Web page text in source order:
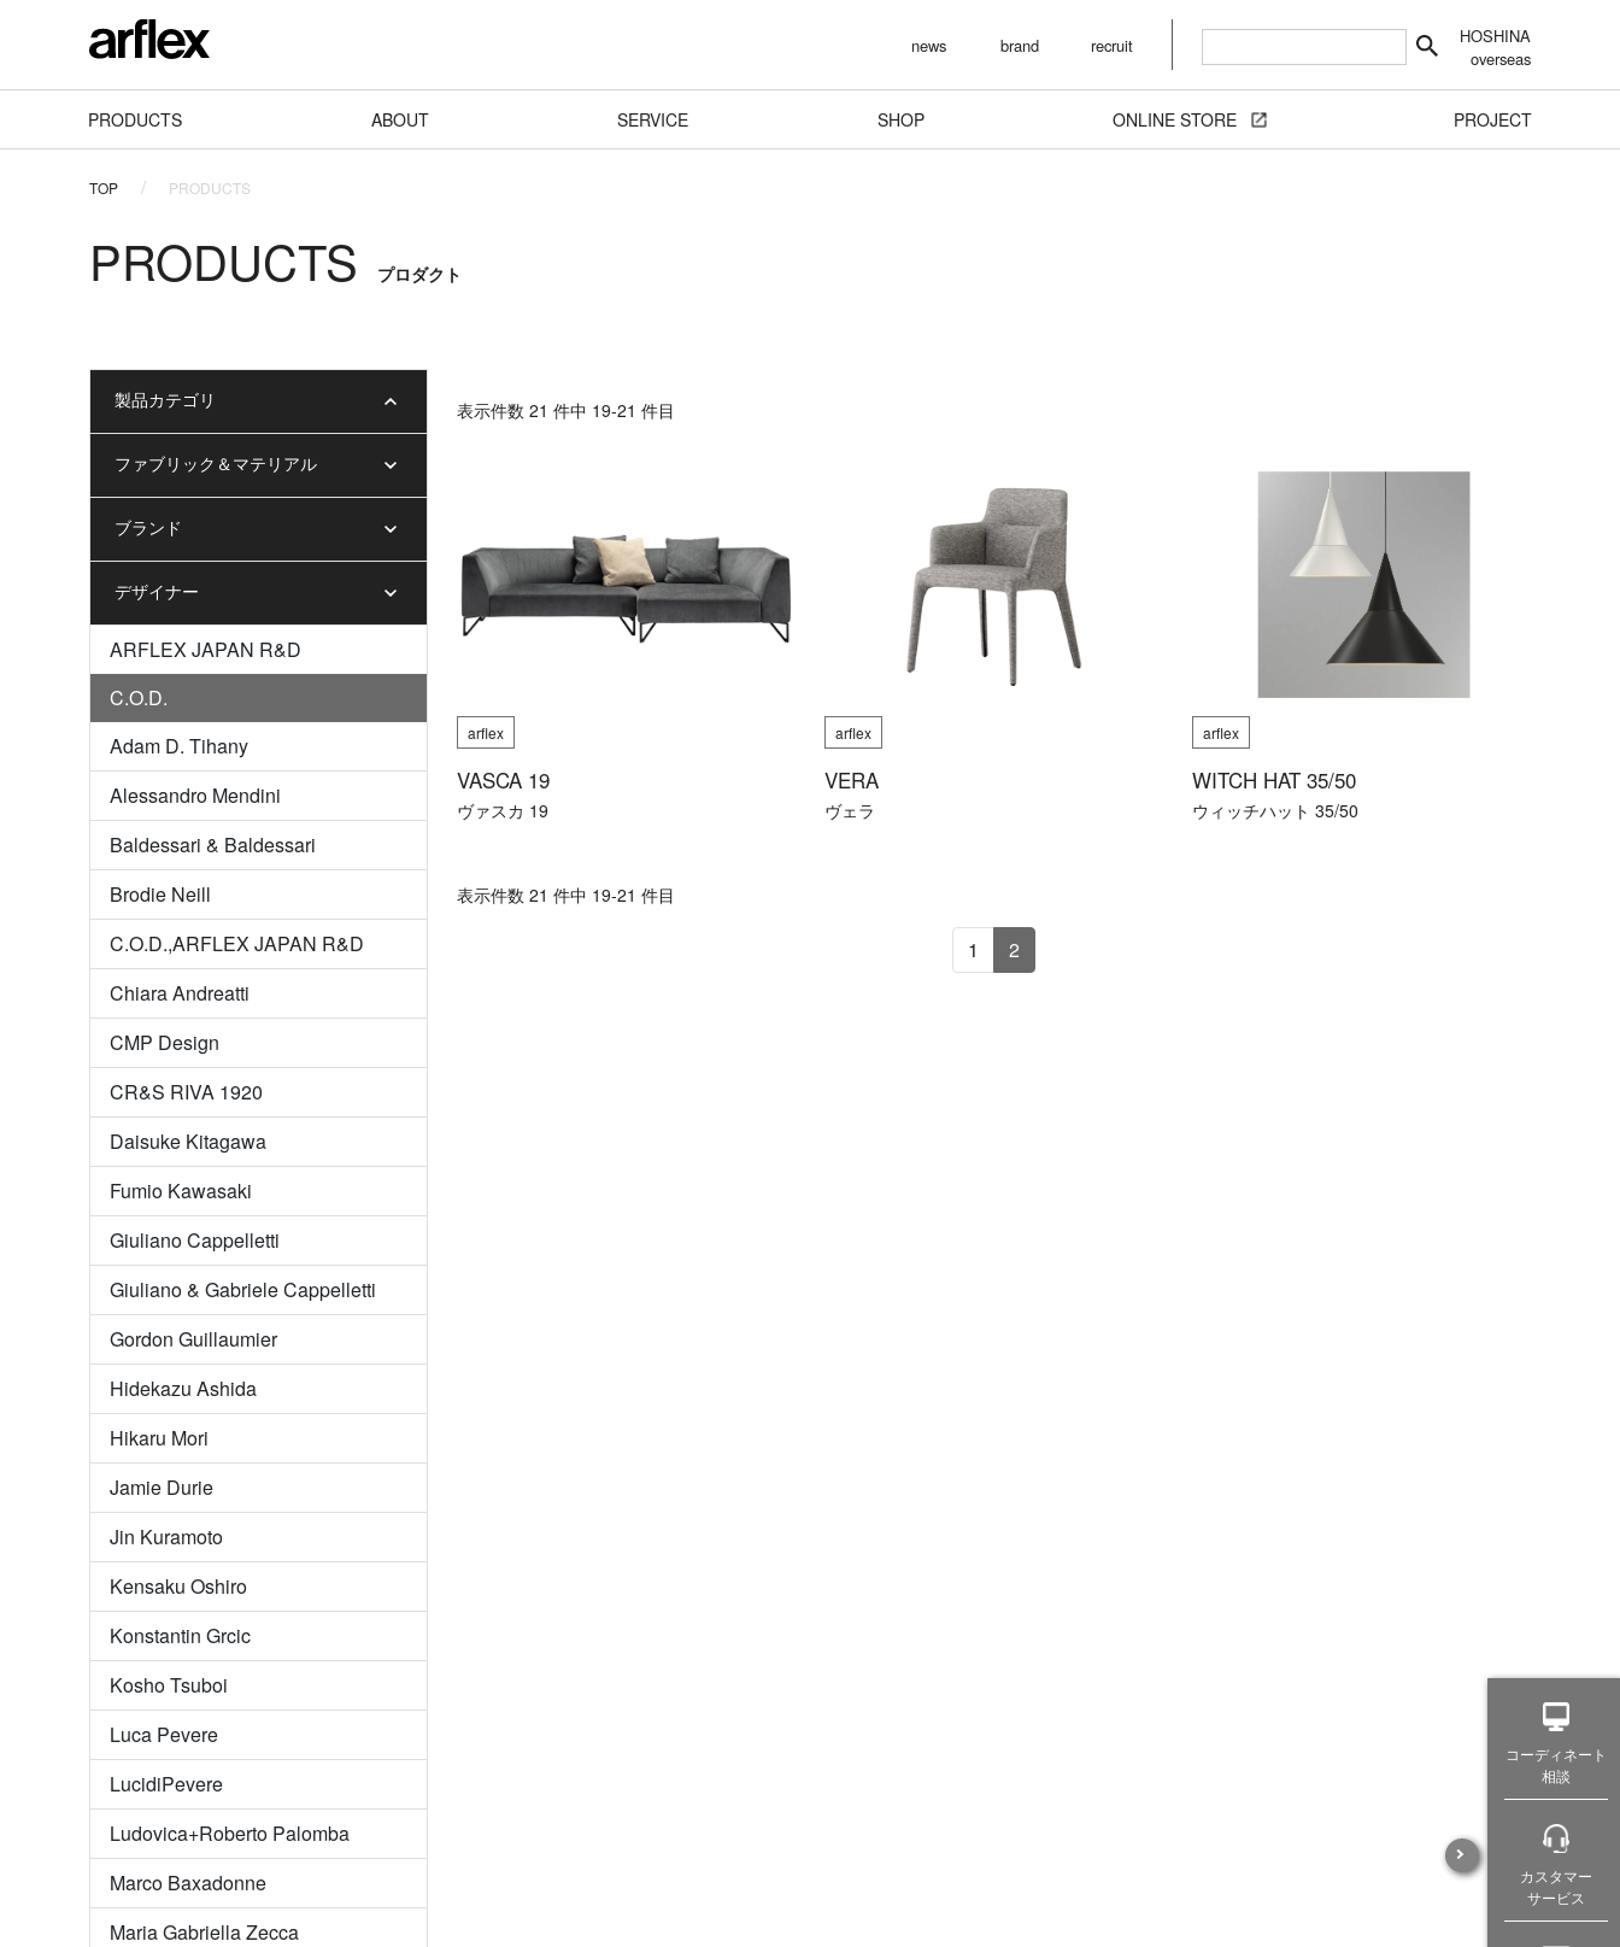
news brand recruit
HOSHINA
overseas
PRODUCTS ABOUT SERVICE SHOP ONLINE STORE PROJECT
TOP PRODUCTS
PRODUCTS プロダクト
製品カテゴリ
ファブリック＆マテリアル
ブランド
デザイナー
ARFLEX JAPAN R&D
C.O.D.
Adam D. Tihany
Alessandro Mendini
Baldessari & Baldessari
Brodie Neill
C.O.D.,ARFLEX JAPAN R&D
Chiara Andreatti
CMP Design
CR&S RIVA 1920
Daisuke Kitagawa
Fumio Kawasaki
Giuliano Cappelletti
Giuliano & Gabriele Cappelletti
Gordon Guillaumier
Hidekazu Ashida
Hikaru Mori
Jamie Durie
Jin Kuramoto
Kensaku Oshiro
Konstantin Grcic
Kosho Tsuboi
Luca Pevere
LucidiPevere
Ludovica+Roberto Palomba
Marco Baxadonne
Maria Gabriella Zecca
表⽰件数 21 件中 19-21 件目
arflex
VASCA 19
ヴァスカ 19
arflex
VERA
ヴェラ
arflex
WITCH HAT 35/50
ウィッチハット 35/50
表⽰件数 21 件中 19-21 件目
1 2
コーディネート
相談
カスタマー
サービス